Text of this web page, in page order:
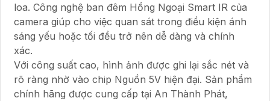
loa. Công nghệ ban đêm Hồng Ngoại Smart IR của
camera giúp cho việc quan sát trong điều kiện ánh
sáng yếu hoặc tối đều trở nên dễ dàng và chính
xác.
Với công suất cao, hình ảnh được ghi lại sắc nét và
rõ ràng nhờ vào chip Nguồn 5V hiện đại. Sản phẩm
chính hãng được cung cấp tại An Thành Phát,